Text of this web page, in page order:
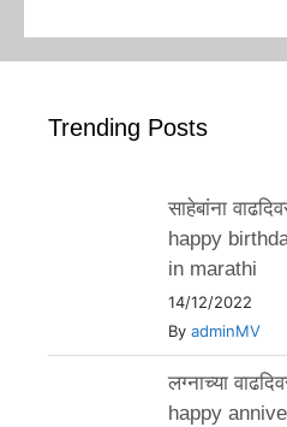
Trending Posts
साहेबांना
happy
in marathi
14/12/2022
By adminMV
लग्नाच्या
happy